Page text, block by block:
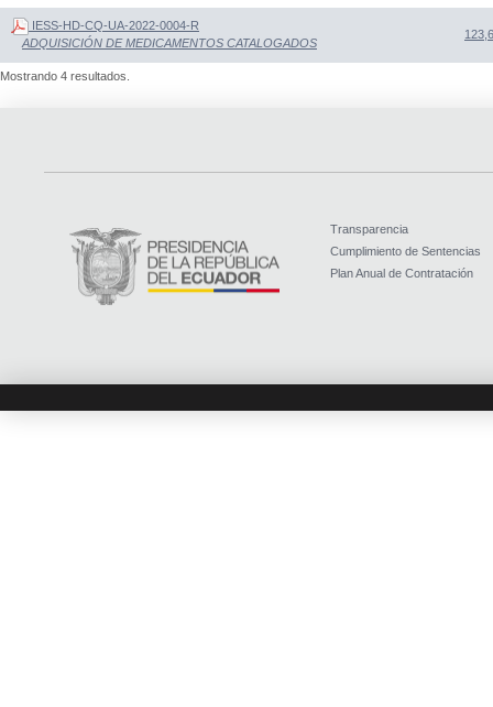
IESS-HD-CQ-UA-2022-0004-R
ADQUISICIÓN DE MEDICAMENTOS CATALOGADOS
Mostrando 4 resultados.
Transparencia
Cumplimiento de Sentencias
Plan Anual de Contratación